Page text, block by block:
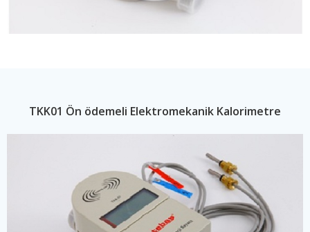
TKK01 Ön ödemeli Elektromekanik Kalorimetre